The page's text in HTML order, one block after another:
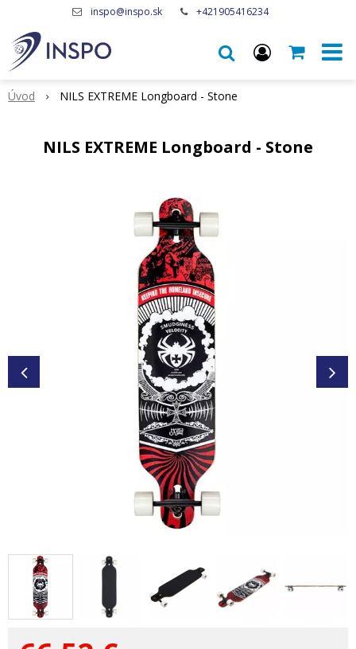
inspo@inspo.sk +421905416234
Úvod NILS EXTREME Longboard - Stone
NILS EXTREME Longboard - Stone